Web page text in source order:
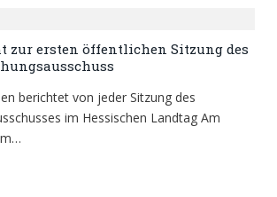
zur ersten öffentlichen Sitzung des
berichtet von jeder Sitzung des
im Hessischen Landtag Am